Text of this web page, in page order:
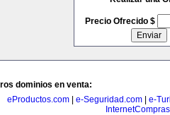
Precio Ofrecido $
dominios en venta:
eProductos.com
e-Seguridad.com e-